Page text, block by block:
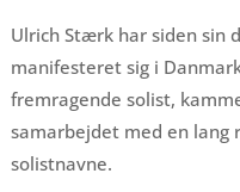
Ulrich Stærk har siden sin
manifesteret sig i
fremragende solist,
samarbejdet med en lang
solistnavne.